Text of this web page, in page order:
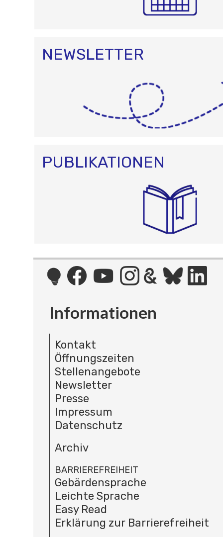
NEWSLETTER
PUBLIKATIONEN
Informationen
Kontakt
Öffnungszeiten
Stellenangebote
Newsletter
Presse
Impressum
Datenschutz
Archiv
BARRIEREFREIHEIT
Gebärdensprache
Leichte Sprache
Easy Read
Erklärung zur Barrierefreiheit